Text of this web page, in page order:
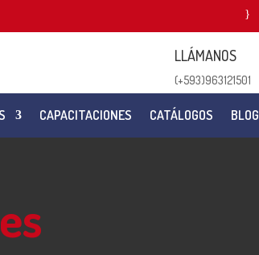
LLÁMANOS
(+593)963121501
CAPACITACIONES CATÁLOGOS BLOG